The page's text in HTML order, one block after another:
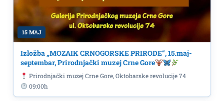
15 MAJ
Izložba „MOZAIK CRNOGORSKE PRIRODE“, 15.maj-
septembar, Prirodnjački muzej Crne Gore
Prirodnjački muzej Crne Gore, Oktobarske revolucije 74
09:00h